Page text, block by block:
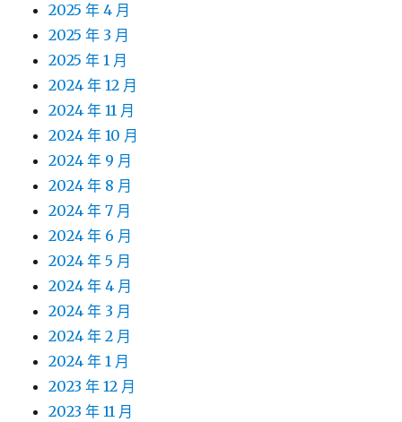
2025 年 4 月
2025 年 3 月
2025 年 1 月
2024 年 12 月
2024 年 11 月
2024 年 10 月
2024 年 9 月
2024 年 8 月
2024 年 7 月
2024 年 6 月
2024 年 5 月
2024 年 4 月
2024 年 3 月
2024 年 2 月
2024 年 1 月
2023 年 12 月
2023 年 11 月